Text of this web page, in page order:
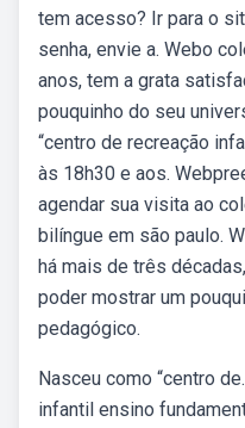
tem acesso? Ir para o
senha, envie a. Webo
anos, tem a grata
pouquinho do seu
“centro de recreação
às 18h30 e aos.
agendar sua visita ao
bilíngue em são paulo.
há mais de três
poder mostrar um
pedagógico.
Nasceu como “centro
infantil ensino